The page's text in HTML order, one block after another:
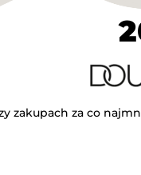
zakupach za co